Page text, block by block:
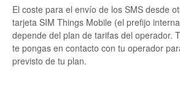
El coste para el envío de los SMS desde
tarjeta SIM Things Mobile (el prefijo
depende del plan de tarifas del operador.
te pongas en contacto con tu operador
previsto de tu plan.